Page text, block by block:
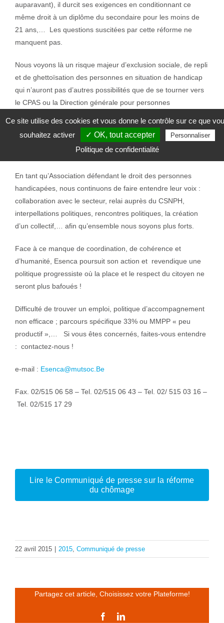
auparavant), il durcit ses exigences en conditionnant ce
même droit à un diplôme du secondaire pour les moins de
21 ans,… Les questions suscitées par cette réforme ne
manquent pas.
Nous voyons là un risque majeur d’exclusion sociale, de repli
et de ghettoïsation des personnes en situation de handicap
qui n’auront pas d’autres possibilités que de se tourner vers
le CPAS ou la Direction générale pour personnes
de décrocher un emploi.
Faites appel à nous !
En tant qu’Association défendant le droit des personnes
handicapées, nous continuons de faire entendre leur voix :
collaboration avec le secteur, relai auprès du CSNPH,
interpellations politiques, rencontres politiques, la création
d’un collectif,… afin qu’ensemble nous soyons plus forts.
Face à ce manque de coordination, de cohérence et
d’humanité, Esenca poursuit son action et revendique une
politique progressiste où la place et le respect du citoyen ne
seront plus bafoués !
Difficulté de trouver un emploi, politique d’accompagnement
non efficace ; parcours spécifique 33% ou MMPP « peu
productif »,… Si vous êtes concernés, faites-vous entendre
: contactez-nous !
e-mail : Esenca@mutsoc.Be
Fax. 02/515 06 58 – Tel. 02/515 06 43 – Tel. 02/ 515 03 16 –
Tel. 02/515 17 29
Lire le Communiqué de presse sur la réforme
du chômage
22 avril 2015 | 2015 Communiqué de presse
Partagez cet article, Choisissez votre Plateforme!
FacebookLinkedIn
Ce site utilise des cookies et vous donne le contrôle sur ce que
souhaitez activer
✓ OK, tout accepter Personnaliser
Politique de confidentialité